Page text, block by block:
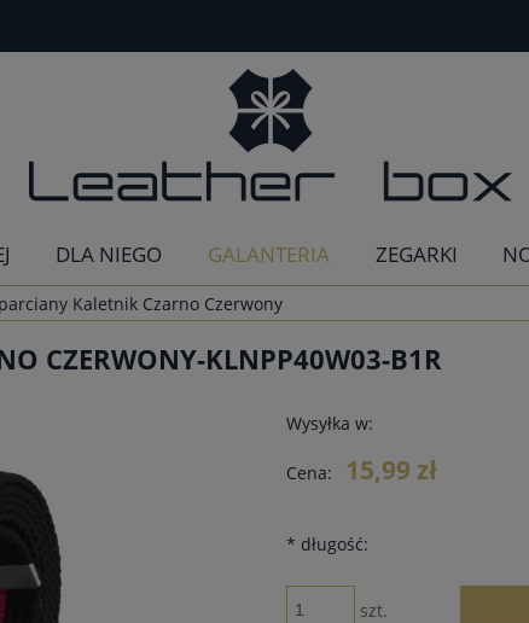
DLA NIEGO GALANTERIA ZEGARKI
Kaletnik Czarno Czerwony
CZERWONY-KLNPP40W03-B1R
Wysyłka w:
Cena: 15,99 zł
* długość:
szt.